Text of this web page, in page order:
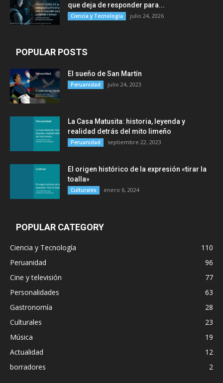
que deja de responder para...
Ciencia y Tecnología julio 24, 2026
POPULAR POSTS
El sueño de San Martín
Peruanidad julio 24, 2023
La Casa Matusita: historia, leyenda y
realidad detrás del mito limeño
Peruanidad septiembre 22, 2023
El origen histórico de la expresión «tirar la
toalla»
Culturales enero 6, 2024
POPULAR CATEGORY
Ciencia y Tecnología
110
Peruanidad
96
Cine y televisión
77
Personalidades
63
Gastronomía
28
Culturales
23
Música
19
Actualidad
12
borradores
2